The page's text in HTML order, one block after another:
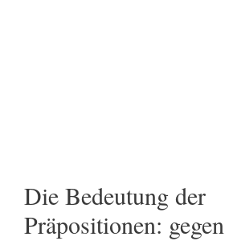
Die Bedeutung der
Präpositionen: gegen